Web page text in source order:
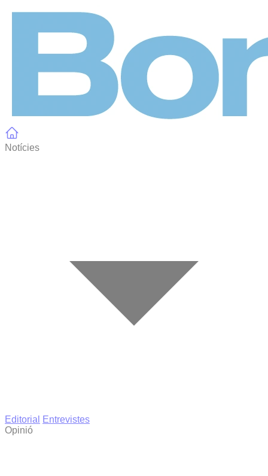
Notícies
Editorial
Entrevistes
Opinió